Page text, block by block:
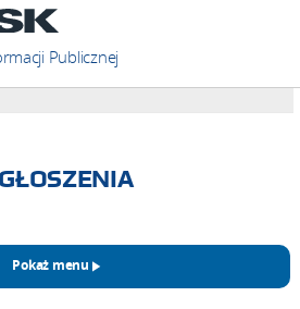
Publicznej
Pokaż menu